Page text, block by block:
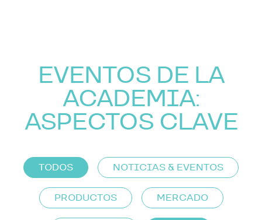
EVENTOS DE LA
ACADEMIA:
ASPECTOS CLAVE
TODOS NOTICIAS & EVENTOS
PRODUCTOS MERCADO